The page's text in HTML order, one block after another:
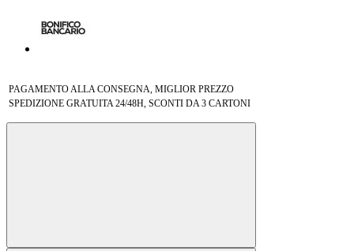
PAGAMENTO ALLA CONSEGNA, MIGLIOR PREZZO
SPEDIZIONE GRATUITA 24/48H, SCONTI DA 3 CARTONI